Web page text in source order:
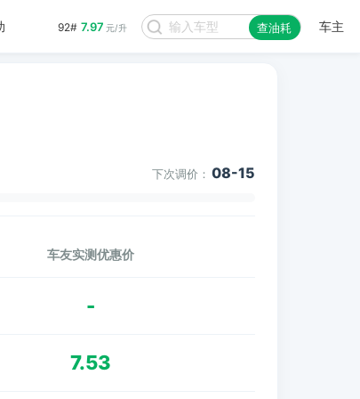
92# 7.97 元/升 查油耗 车主
下次调价： 08-15
车友实测优惠价
-
7.53